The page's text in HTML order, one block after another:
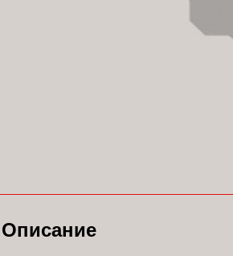
Описание